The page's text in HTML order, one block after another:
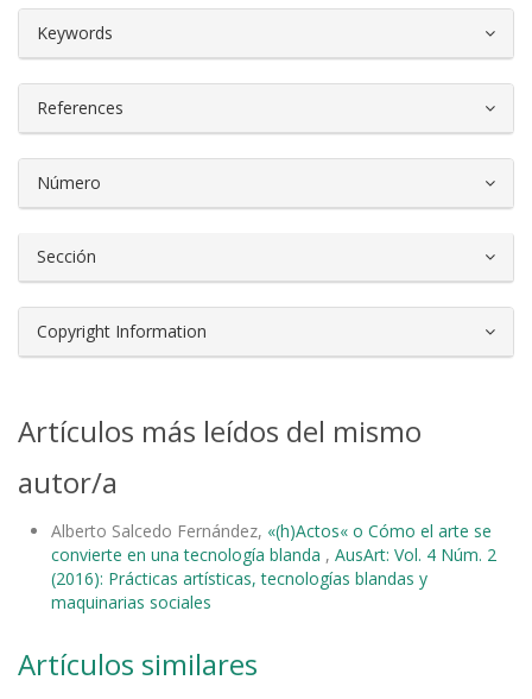
Keywords
References
Número
Sección
Copyright Information
Artículos más leídos del mismo
autor/a
Alberto Salcedo Fernández, «(h)Actos« o Cómo el arte se
convierte en una tecnología blanda , AusArt: Vol. 4 Núm. 2
(2016): Prácticas artísticas, tecnologías blandas y
maquinarias sociales
Artículos similares